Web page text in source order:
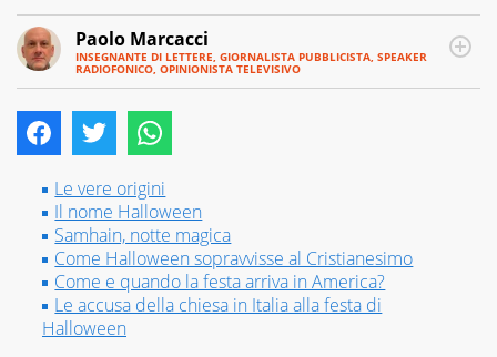
Paolo Marcacci
INSEGNANTE DI LETTERE, GIORNALISTA PUBBLICISTA, SPEAKER
RADIOFONICO, OPINIONISTA TELEVISIVO
Ho
trasformato
in
professione
che
erano
le
mie
passioni,
sin
dagli
anni
Le vere origini
Il nome Halloween
Samhain, notte magica
Come Halloween sopravvisse al Cristianesimo
Come e quando la festa arriva in America?
Le accusa della chiesa in Italia alla festa di
Halloween